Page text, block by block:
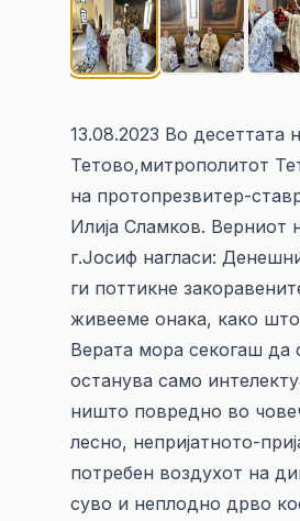
13.08.2023 Во
Тетово,митрополитот
на протопрезвитер-
Илија Сламков. Верниот
г.Јосиф нагласи:
ги поттикне
живееме онака, како што
Верата мора секогаш да
останува само
ништо повредно во
лесно, непријатното-
потребен воздухот на
суво и неплодно дрво